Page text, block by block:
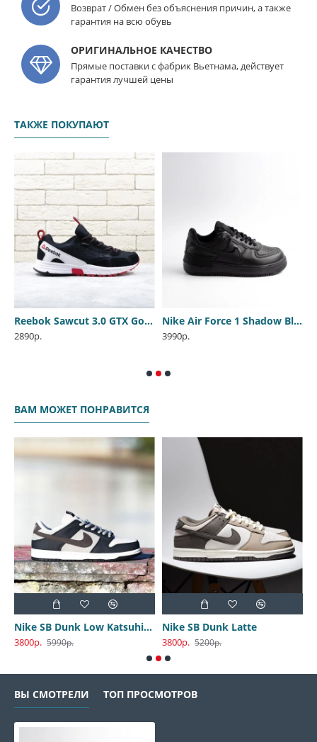
Возврат / Обмен без объяснения причин, а также
гарантия на всю обувь
ОРИГИНАЛЬНОЕ КАЧЕСТВО
Прямые поставки с фабрик Вьетнама, действует
гарантия лучшей цены
ТАКЖЕ ПОКУПАЮТ
Reebok Sawcut 3.0 GTX Gore-tex black
2890р.
Nike Air Force 1 Shadow Black
3990р.
ВАМ МОЖЕТ ПОНРАВИТСЯ
Nike SB Dunk Low Katsuhiro Otomo
3800р. 5990р.
Nike SB Dunk Latte
3800р. 5200р.
ВЫ СМОТРЕЛИ ТОП ПРОСМОТРОВ